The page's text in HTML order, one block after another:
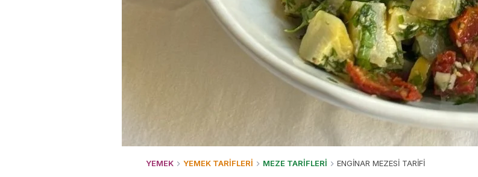
YEMEK YEMEK TARİFLERİ MEZE TARİFLERİ ENGİNAR MEZESİ TARİFİ